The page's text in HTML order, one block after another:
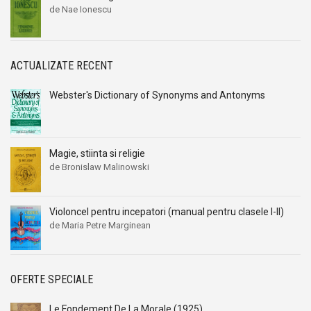
Alexandru I. Gonta
Alexandru Mitru
Alexandru Vianu
Alexandru Vlahuta
Alexei Tolstoi
Alfred de Musset
Alfred Harlaoanu
Alice Hoffman
Alice Năstase
Alison York
Alistair Maclean
Alexandru I. Gonta
Alexandru Mitru
Alexandru Vianu
Alexandru Vlahuta
Alexei Tolstoi
Alfred de Musset
Alfred Harlaoanu
Alice Hoffman
Alice Năstase
Alison York
Alistair Maclean
de Nae Ionescu
ACTUALIZATE RECENT
Webster's Dictionary of Synonyms and Antonyms
Magie, stiinta si religie
de Bronislaw Malinowski
Violoncel pentru incepatori (manual pentru clasele I-II)
de Maria Petre Marginean
OFERTE SPECIALE